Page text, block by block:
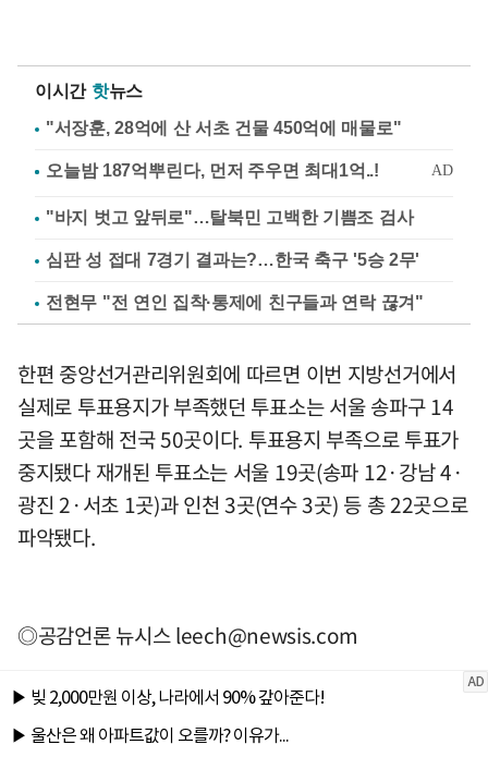
이시간 핫뉴스
"서장훈, 28억에 산 서초 건물 450억에 매물로"
"바지 벗고 앞뒤로"…탈북민 고백한 기쁨조 검사
심판 성 접대 7경기 결과는?…한국 축구 '5승 2무'
전현무 "전 연인 집착·통제에 친구들과 연락 끊겨"
한편 중앙선거관리위원회에 따르면 이번 지방선거에서
실제로 투표용지가 부족했던 투표소는 서울 송파구 14
곳을 포함해 전국 50곳이다. 투표용지 부족으로 투표가
중지됐다 재개된 투표소는 서울 19곳(송파 12·강남 4·
광진 2·서초 1곳)과 인천 3곳(연수 3곳) 등 총 22곳으로
파악됐다.
◎공감언론 뉴시스leech@newsis.com